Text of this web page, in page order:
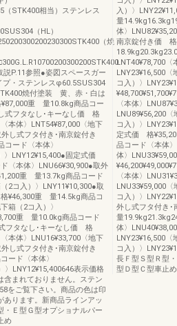
（STK400相当）ステンレス
（HL）
（焼
P.11参照●姿図スペースガー
プ・ステンレスφ60.5SUS304
焼付塗装 黄、赤・白は
重 量10.8kg商品コー
式フタなし･キーなし価 格
本体〉LNT54¥87,000〈地下
し式フタ付き･南京錠付き
ード〈本体〉
〉LNY12¥15,400●固定式価
〈本体〉LNU66¥30,900●取外
重 量13.7kg商品コード
2コ入）〉LNY11¥10,300●取
¥46,300重 量14.5kg商品コ
箱（2コ入）〉
重 量10.0kg商品コード
フタなし･キーなし価 格
本体〉LNU16¥33,700〈地下
し式フタ付き･南京錠付き
ド〈本体〉
〉LNY12¥15,400646表示価格
含まれておりません。ステン
をご覧下さい。商品の色は印
ります。新商品ラインアッ
・Ｅ型Ｇ型オプショナルパー
め
入）〉
量
体〉
南京錠付き価 格
LNT40¥78,700〈
LNY23¥16,500〈
コ入）〉
〈本体〉
LNU89¥56,200
コ入）〉
定式価 格
品コード〈本体
体〉
〈本体〉
LNU33¥59,000
コ入）〉
外し式フタ付き
量
体〉
LNY23¥16,500〈
コ入）〉
長Ｆ型Ｓ型Ｒ型
型Ｄ型Ｃ型車止